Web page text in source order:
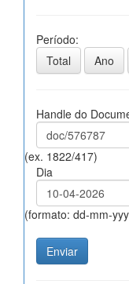
Período:
Total
Ano
Handle do
(ex. 1822/417)
Dia
(formato: dd-mm-